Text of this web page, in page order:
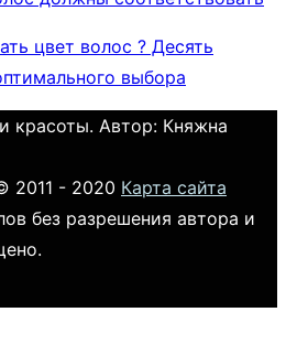
цвет волос ? Десять
выбора
красоты. Автор: Княжна
2011 - 2020 Карта сайта
без разрешения автора и